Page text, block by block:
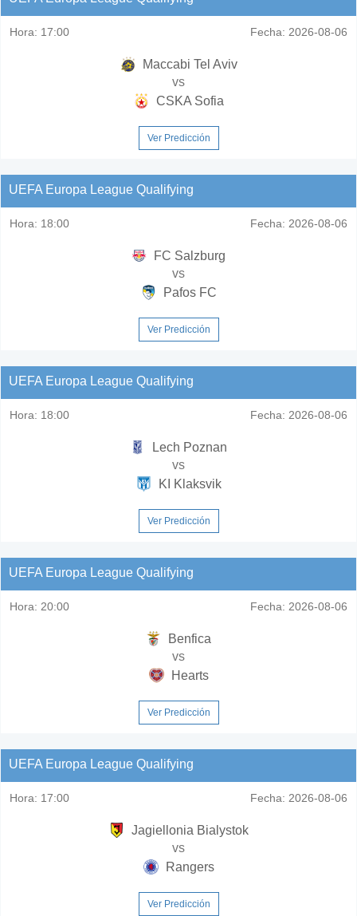
Hora: 17:00 Fecha: 2026-08-06
Maccabi Tel Aviv
vs
CSKA Sofia
Ver Predicción
UEFA Europa League Qualifying
Hora: 18:00 Fecha: 2026-08-06
FC Salzburg
vs
Pafos FC
Ver Predicción
UEFA Europa League Qualifying
Hora: 18:00 Fecha: 2026-08-06
Lech Poznan
vs
KI Klaksvik
Ver Predicción
UEFA Europa League Qualifying
Hora: 20:00 Fecha: 2026-08-06
Benfica
vs
Hearts
Ver Predicción
UEFA Europa League Qualifying
Hora: 17:00 Fecha: 2026-08-06
Jagiellonia Bialystok
vs
Rangers
Ver Predicción